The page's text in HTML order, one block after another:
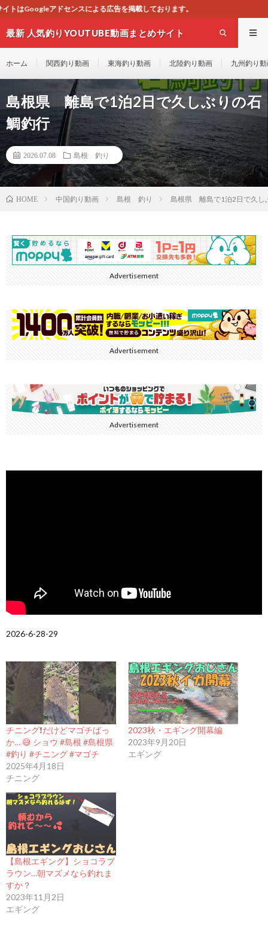
広告を掲載しております。
最新 人気釣りYOUTUBE動画まとめサイト
ホーム 関西釣り動画 東海釣り動画 北陸釣り動画 九州釣り
島根県 離島で1泊2日で久しぶりの石
鯛釣行
2026.07.08 島根 釣り
HOME 中国釣り動画 島根 釣り 島根県 離島で1泊2日で久し
Advertisement
Advertisement
Advertisement
2026-6-28-29
チニング❗️だけどマゴチばっ
か… 😅 ショウ #島根 #島根県
#釣り #チニング #マゴチ
2025年4月18日
チニング
2023秋・エギング開幕編
2023年9月20日
エギング
【島根エギング】ショコラブ
ラウン…朝マズメなら釣れま
すか？
2023年11月2日
エギング